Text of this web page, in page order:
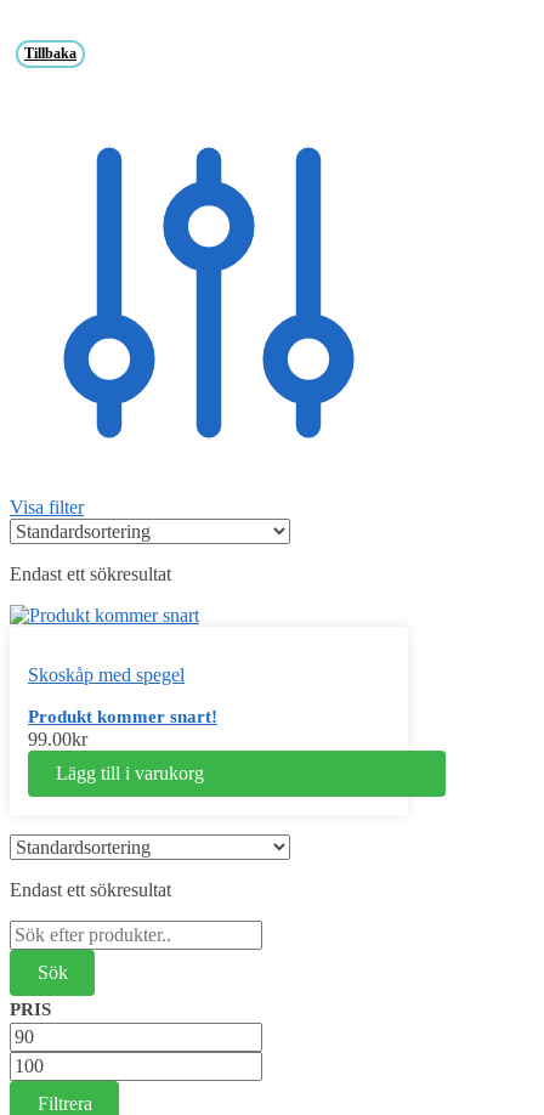
Tillbaka
Visa filter
Endast ett sökresultat
Skoskåp med spegel
Produkt kommer snart!
99.00kr
Lägg till i varukorg
Endast ett sökresultat
Sök
efter:
PRIS
Min
pris
Max
pris
Filtrera